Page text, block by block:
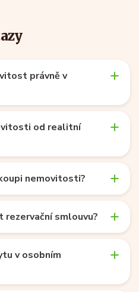
právně v
od realitní
nemovitosti?
rezervační smlouvu?
v osobním